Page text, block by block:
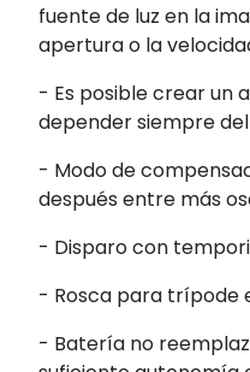
fuente de luz en la
apertura o la
- Es posible crear un
depender siempre
- Modo de
después entre más
- Disparo con
- Rosca para trípode
- Batería no